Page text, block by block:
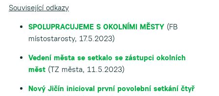
Související odkazy
SPOLUPRACUJEME S OKOLNÍMI MĚSTY(FB
místostarosty, 17.5.2023)
Vedení města se setkalo se zástupci okolních
měst(TZ města, 11.5.2023)
Nový Jičín inicioval první povolební setkání čtyř